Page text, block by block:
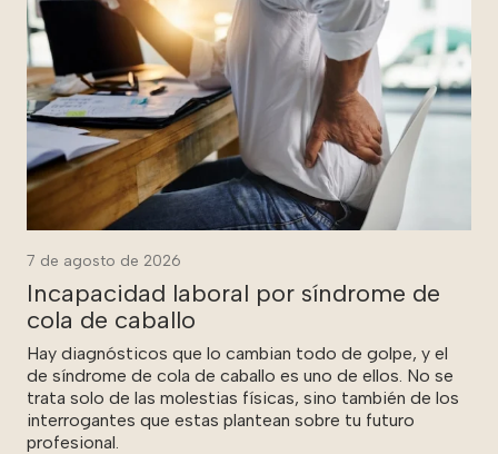
7 de agosto de 2026
Incapacidad laboral por síndrome de
cola de caballo
Hay diagnósticos que lo cambian todo de golpe, y el
de síndrome de cola de caballo es uno de ellos. No se
trata solo de las molestias físicas, sino también de los
interrogantes que estas plantean sobre tu futuro
profesional.